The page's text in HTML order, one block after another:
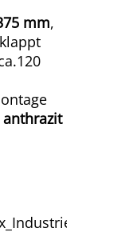
mm,
anthrazit